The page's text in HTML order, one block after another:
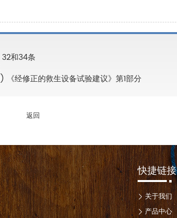
和34条
经修正的救生设备试验建议》第1部分
返回
快捷链接
关于我们
产品中心